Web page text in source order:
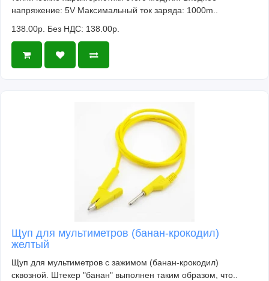
напряжение: 5V Максимальный ток заряда: 1000m..
138.00р. Без НДС: 138.00р.
Щуп для мультиметров (банан-крокодил)
желтый
Щуп для мультиметров с зажимом (банан-крокодил)
сквозной. Штекер "банан" выполнен таким образом, что..